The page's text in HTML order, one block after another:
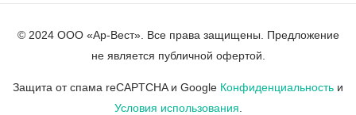
© 2024 ООО «Ар-Вест». Все права защищены. Предложение
не является публичной офертой.
Защита от спама reCAPTCHA и Google Конфиденциальность и
Условия использования